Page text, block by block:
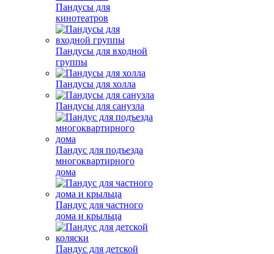
Пандусы для
кинотеатров
Пандусы для входной
группы
Пандусы для холла
Пандусы для санузла
Пандус для подъезда
многоквартирного
дома
Пандус для частного
дома и крыльца
Пандус для детской